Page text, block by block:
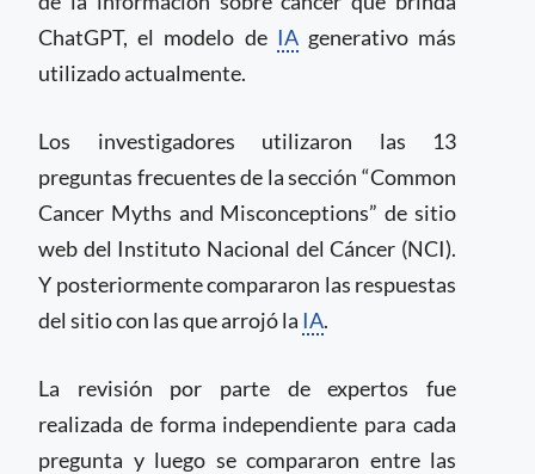
ChatGPT, el modelo de IAgenerativo más
utilizado actualmente.
Los investigadores utilizaron las 13
preguntas frecuentes de la sección “Common
Cancer Myths and Misconceptions” de sitio
web del Instituto Nacional del Cáncer (NCI).
Y posteriormente compararon las respuestas
del sitio con las que arrojó la IA.
La revisión por parte de expertos fue
realizada de forma independiente para cada
pregunta y luego se compararon entre las